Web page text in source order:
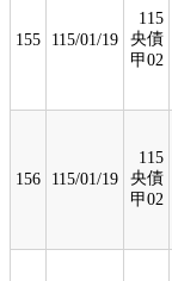
155 115/01/19
115
央債
甲02
156 115/01/19
115
央債
甲02